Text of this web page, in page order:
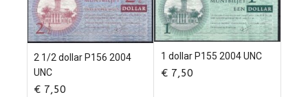
2 1/2 dollar P156 2004
UNC
€ 7,50
1 dollar P155 2004 UNC
€ 7,50